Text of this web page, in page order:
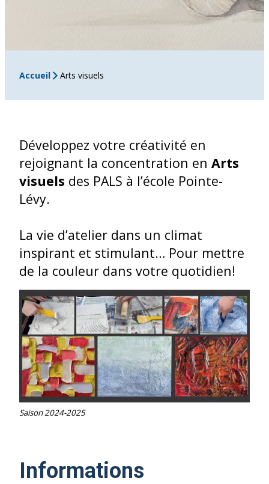
Accueil Arts visuels
Développez votre créativité en
rejoignant la concentration en Arts
visuels des PALS à l’école Pointe-
Lévy.
La vie d’atelier dans un climat
inspirant et stimulant… Pour mettre
de la couleur dans votre quotidien!
Saison 2024-2025
Informations